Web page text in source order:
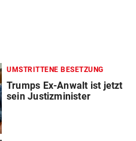
UMSTRITTENE BESETZUNG
Trumps Ex-Anwalt ist jetzt
sein Justizminister